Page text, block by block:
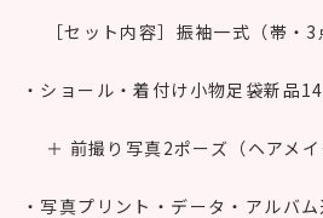
［セット内容］振袖一式（帯・3
・ショール・着付け小物足袋新品14
＋ 前撮り写真2ポーズ（ヘアメ
・写真プリント・データ・アルバム